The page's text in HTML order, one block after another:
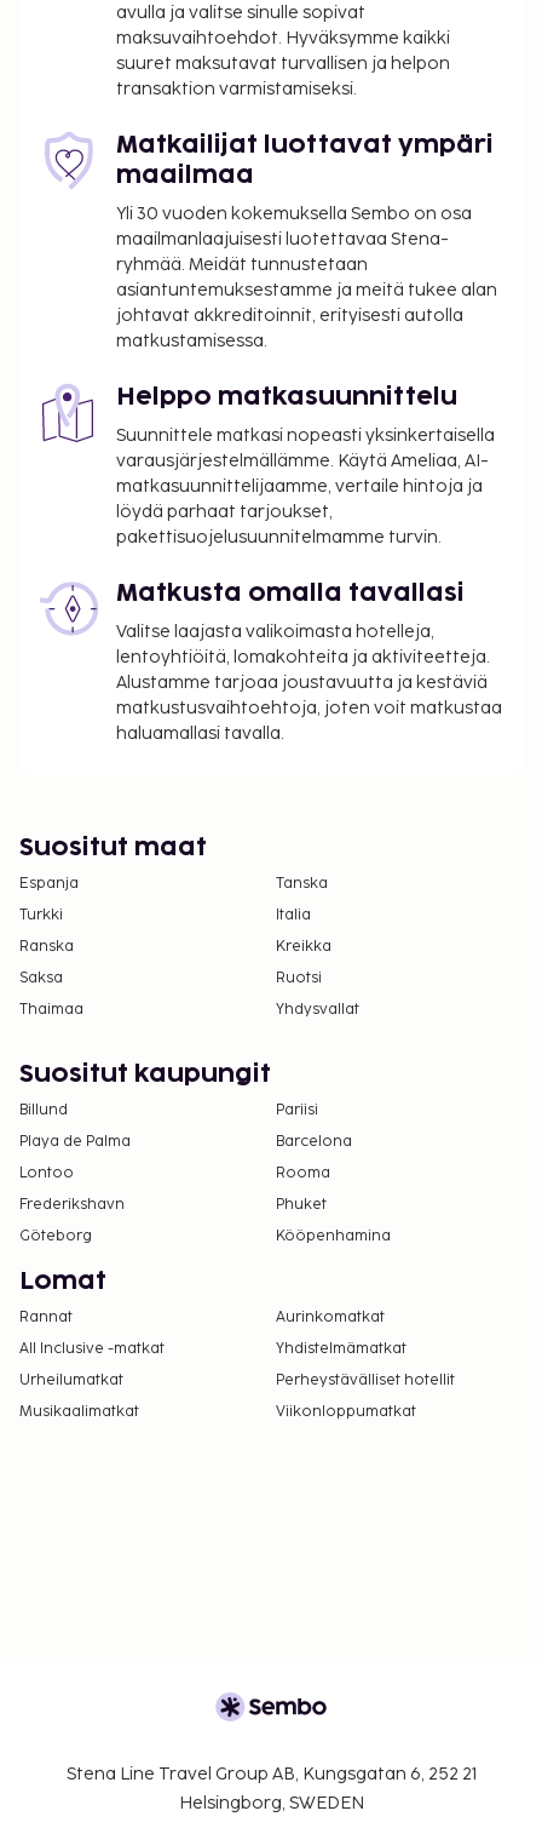
palvelut ovat saatavilla: ilmainen langaton
internetyhteys, televisio yleisissä tiloissa ja
myyntiautomaatti. Lisämaksullinen
buffetaamiainen tarjoillaan arkipäivisin klo 6.30–
10.00 ja viikonloppuisin klo 7.30–10.30.
Majoituspaikka veloittaa seuraavat paikan päällä
sovellettavat verot:
5.00 prosentin suuruinen
kaupunki-/paikallisvero peritään
Tässä on mainittu kaikki majoituspaikan meille
Maksu buffetaamiaisesta: noin 11.90–13.90 EUR
aikuisille ja 4.50–4.50 EUR lapsille
Kattamaton omatoiminen pysäköinti: 5 EUR
per yö
Lemmikit: 6 EUR per lemmikki per yö
Yllä oleva luettelo ei ehkä kata kaikkea. Maksut ja
takuumaksut eivät välttämättä sisällä veroja, ja ne
saattavat muuttua.
Kansallisten määräysten vuoksi käteismaksut
eivät voi ylittää 1000 EUR:n suuruista summaa
avulla ja valitse sinulle sopivat
maksuvaihtoehdot. Hyväksymme kaikki
suuret maksutavat turvallisen ja helpon
transaktion varmistamiseksi.
Matkailijat luottavat ympäri
maailmaa
Yli 30 vuoden kokemuksella Sembo on osa
maailmanlaajuisesti luotettavaa Stena-
ryhmää. Meidät tunnustetaan
asiantuntemuksestamme ja meitä tukee alan
johtavat akkreditoinnit, erityisesti autolla
matkustamisessa.
Helppo matkasuunnittelu
Suunnittele matkasi nopeasti yksinkertaisella
varausjärjestelmällämme. Käytä Ameliaa, AI-
matkasuunnittelijaamme, vertaile hintoja ja
löydä parhaat tarjoukset,
pakettisuojelusuunnitelmamme turvin.
Matkusta omalla tavallasi
Valitse laajasta valikoimasta hotelleja,
lentoyhtiöitä, lomakohteita ja aktiviteetteja.
Alustamme tarjoaa joustavuutta ja kestäviä
matkustusvaihtoehtoja, joten voit matkustaa
haluamallasi tavalla.
Suositut maat
Espanja
Tanska
Turkki
Italia
Ranska
Kreikka
Saksa
Ruotsi
Thaimaa
Yhdysvallat
Suositut kaupungit
Billund
Pariisi
Playa de Palma
Barcelona
Lontoo
Rooma
Frederikshavn
Phuket
Göteborg
Kööpenhamina
Lomat
Rannat
Aurinkomatkat
All Inclusive -matkat
Yhdistelmämatkat
Urheilumatkat
Perheystävälliset hotellit
Musikaalimatkat
Viikonloppumatkat
Stena Line Travel Group AB, Kungsgatan 6, 252 21
Helsingborg, SWEDEN